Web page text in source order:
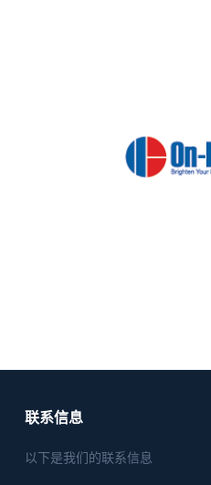
联系信息
以下是我们的联系信息